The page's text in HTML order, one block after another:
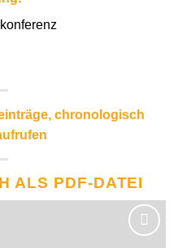
chronologisch
ALS PDF-DATEI